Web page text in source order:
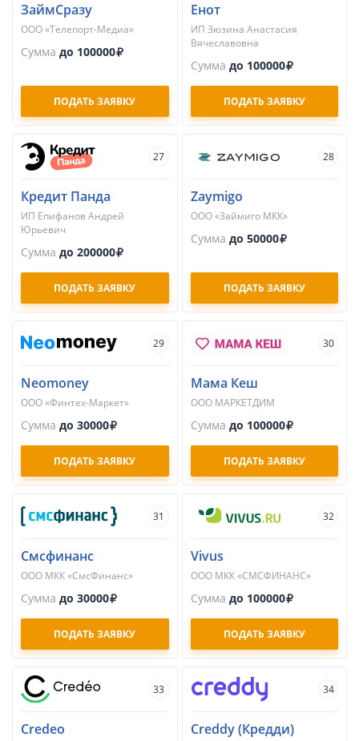
ЗаймСразу
ООО «Телепорт-Медиа»
Сумма до 100000
ПОДАТЬ ЗАЯВКУ
Енот
ИП Зюзина Анастасия
Вячеславовна
Сумма до 100000
ПОДАТЬ ЗАЯВКУ
27
Кредит Панда
ИП Епифанов Андрей
Юрьевич
Сумма до 200000
ПОДАТЬ ЗАЯВКУ
28
Zaymigo
ООО «Займиго МКК»
Сумма до 50000
ПОДАТЬ ЗАЯВКУ
29
Neomoney
ООО «Финтех-Маркет»
Сумма до 30000
ПОДАТЬ ЗАЯВКУ
30
Мама Кеш
ООО МАРКЕТДИМ
Сумма до 100000
ПОДАТЬ ЗАЯВКУ
31
Смсфинанс
ООО МКК «СмсФинанс»
Сумма до 30000
ПОДАТЬ ЗАЯВКУ
32
Vivus
ООО МКК «СМСФИНАНС»
Сумма до 100000
ПОДАТЬ ЗАЯВКУ
33
Credeo
34
Creddy (Кредди)